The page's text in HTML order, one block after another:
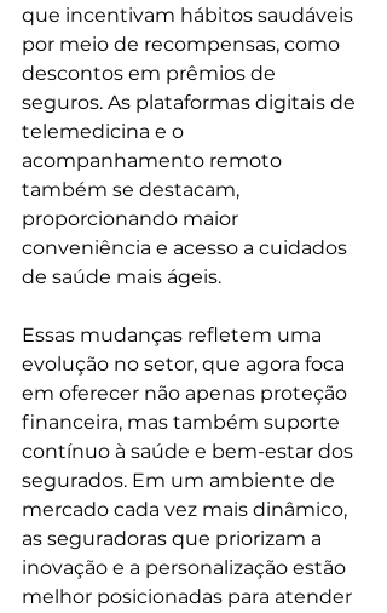
que incentivam hábitos saudáveis
por meio de recompensas, como
descontos em prêmios de
seguros. As plataformas digitais de
telemedicina e o
acompanhamento remoto
também se destacam,
proporcionando maior
conveniência e acesso a cuidados
de saúde mais ágeis.
Essas mudanças refletem uma
evolução no setor, que agora foca
em oferecer não apenas proteção
financeira, mas também suporte
contínuo à saúde e bem-estar dos
segurados. Em um ambiente de
mercado cada vez mais dinâmico,
as seguradoras que priorizam a
inovação e a personalização estão
melhor posicionadas para atender